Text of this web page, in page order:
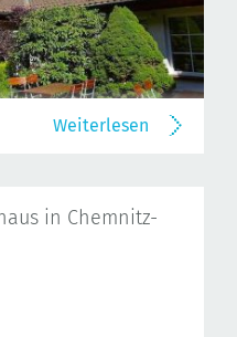
Weiterlesen
in Chemnitz-